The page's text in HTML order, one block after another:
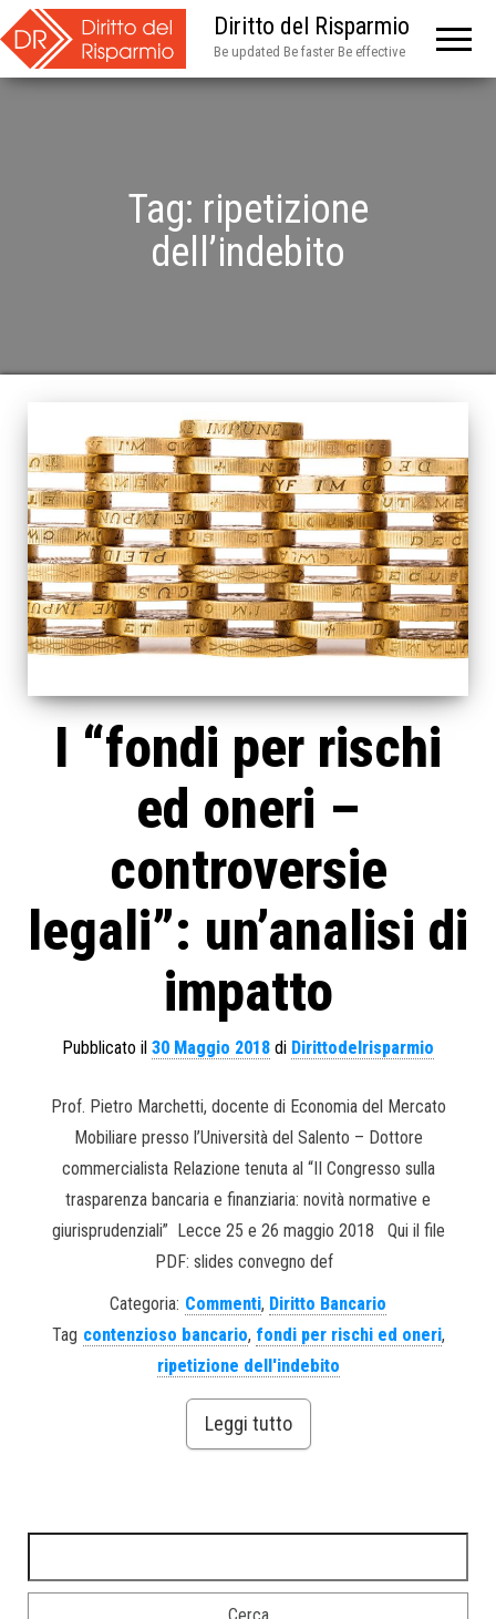
Diritto del Risparmio
Be updated Be faster Be effective
Tag: ripetizione
dell’indebito
I “fondi per rischi
ed oneri –
controversie
legali”: un’analisi di
impatto
Pubblicato il 30 Maggio 2018 di Dirittodelrisparmio
Prof. Pietro Marchetti, docente di Economia del Mercato
Mobiliare presso l’Università del Salento – Dottore
commercialista Relazione tenuta al “II Congresso sulla
trasparenza bancaria e finanziaria: novità normative e
giurisprudenziali” Lecce 25 e 26 maggio 2018 Qui il file
PDF: slides convegno def
Categoria: Commenti, Diritto Bancario
Tag contenzioso bancario, fondi per rischi ed oneri,
ripetizione dell'indebito
Leggi tutto